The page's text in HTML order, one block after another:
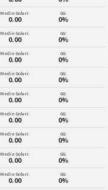
Medie Goluri:
0.00
GG:
0%
Medie Goluri:
0.00
GG:
0%
Medie Goluri:
0.00
GG:
0%
Medie Goluri:
0.00
GG:
0%
Medie Goluri:
0.00
GG:
0%
Medie Goluri:
0.00
GG:
0%
Medie Goluri:
0.00
GG:
0%
Medie Goluri:
0.00
GG:
0%
Medie Goluri:
0.00
GG:
0%